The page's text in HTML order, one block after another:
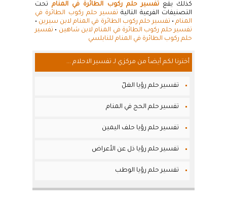
كذلك يقعتفسير حلم ركوب الطائرة في المنامتحت
التصنيفات الفرعية التالية تفسير حلم ركوب الطائرة في
المنام• تفسير حلم ركوب الطائرة في المنام لابن سيرين •
تفسير حلم ركوب الطائرة في المنام لابن شاهين • تفسير
حلم ركوب الطائرة في المنام للنابلسي
أخترنا لكم أيضاً من مركزي لـ تفسير الاحلام ...
تفسير حلم رؤيا الغلّ
تفسير حلم الحج في المنام
تفسير حلم رؤيا حلف اليمين
تفسير حلم رؤيا ذل عن الأعراض
تفسير حلم رؤيا الوطب